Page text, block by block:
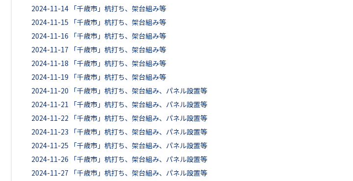
2024-11-14 「千歳市」杭打ち、架台組み等
2024-11-15
「千歳市」杭打ち、架台組み等
2024-11-16
「千歳市」杭打ち、架台組み等
2024-11-17
「千歳市」杭打ち、架台組み等
2024-11-18
「千歳市」杭打ち、架台組み等
2024-11-19
「千歳市」杭打ち、架台組み等
2024-11-20
「千歳市」杭打ち、架台組み、パネル設置等
2024-11-21
「千歳市」杭打ち、架台組み、パネル設置等
2024-11-22
「千歳市」杭打ち、架台組み、パネル設置等
2024-11-23
「千歳市」杭打ち、架台組み、パネル設置等
2024-11-25
「千歳市」杭打ち、架台組み、パネル設置等
2024-11-26
「千歳市」杭打ち、架台組み、パネル設置等
2024-11-27
「千歳市」杭打ち、架台組み、パネル設置等